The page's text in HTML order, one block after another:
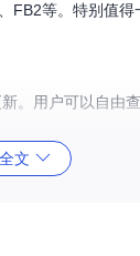
FB2等。特别值
。用户可以自由
其功能丰富而直观
文